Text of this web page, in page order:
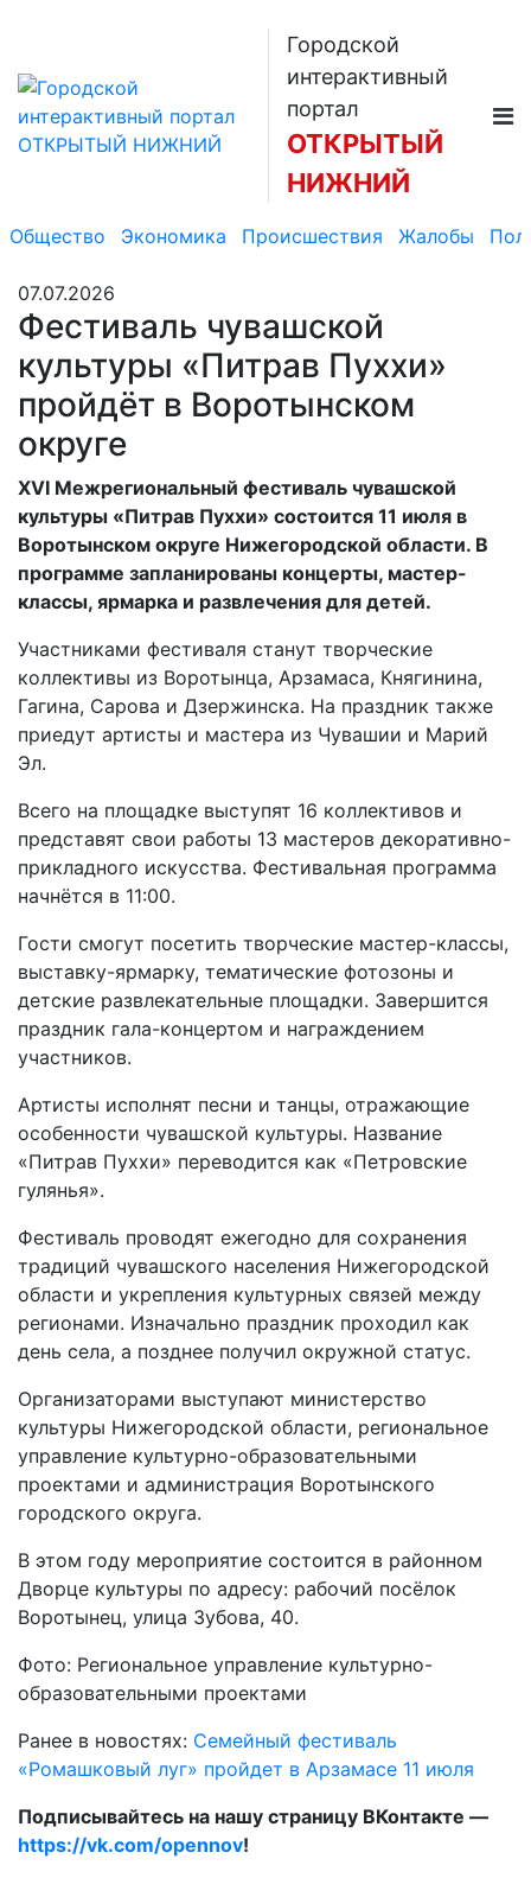
Городской
интерактивный
портал
ОТКРЫТЫЙ
НИЖНИЙ
Общество Экономика Происшествия Жалобы
07.07.2026
Фестиваль чувашской
культуры «Питрав Пуххи»
пройдёт в Воротынском
округе
XVI Межрегиональный фестиваль чувашской
культуры «Питрав Пуххи» состоится 11 июля в
Воротынском округе Нижегородской области. В
программе запланированы концерты, мастер-
классы, ярмарка и развлечения для детей.
Участниками фестиваля станут творческие
коллективы из Воротынца, Арзамаса, Княгинина,
Гагина, Сарова и Дзержинска. На праздник также
приедут артисты и мастера из Чувашии и Марий
Эл.
Всего на площадке выступят 16 коллективов и
представят свои работы 13 мастеров декоративно-
прикладного искусства. Фестивальная программа
начнётся в 11:00.
Гости смогут посетить творческие мастер-классы,
выставку-ярмарку, тематические фотозоны и
детские развлекательные площадки. Завершится
праздник гала-концертом и награждением
участников.
Артисты исполнят песни и танцы, отражающие
особенности чувашской культуры. Название
«Питрав Пуххи» переводится как «Петровские
гулянья».
Фестиваль проводят ежегодно для сохранения
традиций чувашского населения Нижегородской
области и укрепления культурных связей между
регионами. Изначально праздник проходил как
день села, а позднее получил окружной статус.
Организаторами выступают министерство
культуры Нижегородской области, региональное
управление культурно-образовательными
проектами и администрация Воротынского
городского округа.
В этом году мероприятие состоится в районном
Дворце культуры по адресу: рабочий посёлок
Воротынец, улица Зубова, 40.
Фото: Региональное управление культурно-
образовательными проектами
Ранее в новостях: Семейный фестиваль
«Ромашковый луг» пройдет в Арзамасе 11 июля
Подписывайтесь на нашу страницу ВКонтакте —
https://vk.com/opennov!